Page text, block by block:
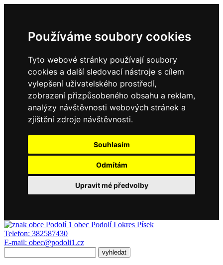
Používáme soubory cookies
Tyto webové stránky používají soubory
cookies a další sledovací nástroje s cílem
vylepšení uživatelského prostředí,
zobrazení přizpůsobeného obsahu a reklam,
analýzy návštěvnosti webových stránek a
zjištění zdroje návštěvnosti.
Souhlasím
Odmítám
Upravit mé předvolby
obec Podolí I okres Písek
Telefon: 382587430
E-mail: obec@podoli1.cz